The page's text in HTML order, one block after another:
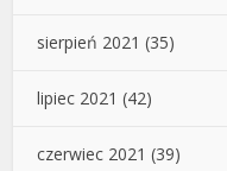
sierpień 2021 (35)
lipiec 2021 (42)
czerwiec 2021 (39)